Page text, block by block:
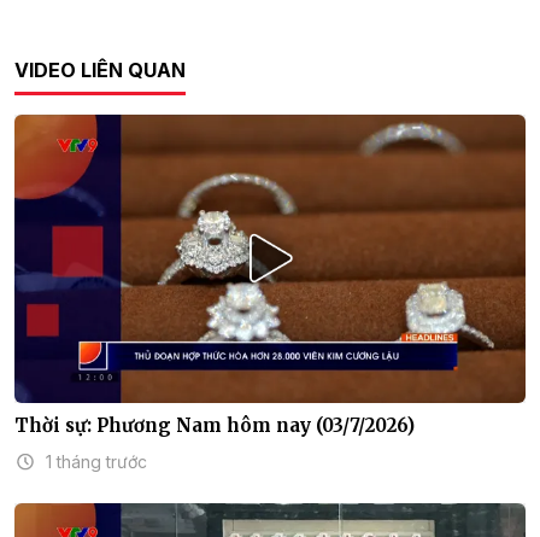
VIDEO LIÊN QUAN
Thời sự: Phương Nam hôm nay (03/7/2026)
1 tháng trước